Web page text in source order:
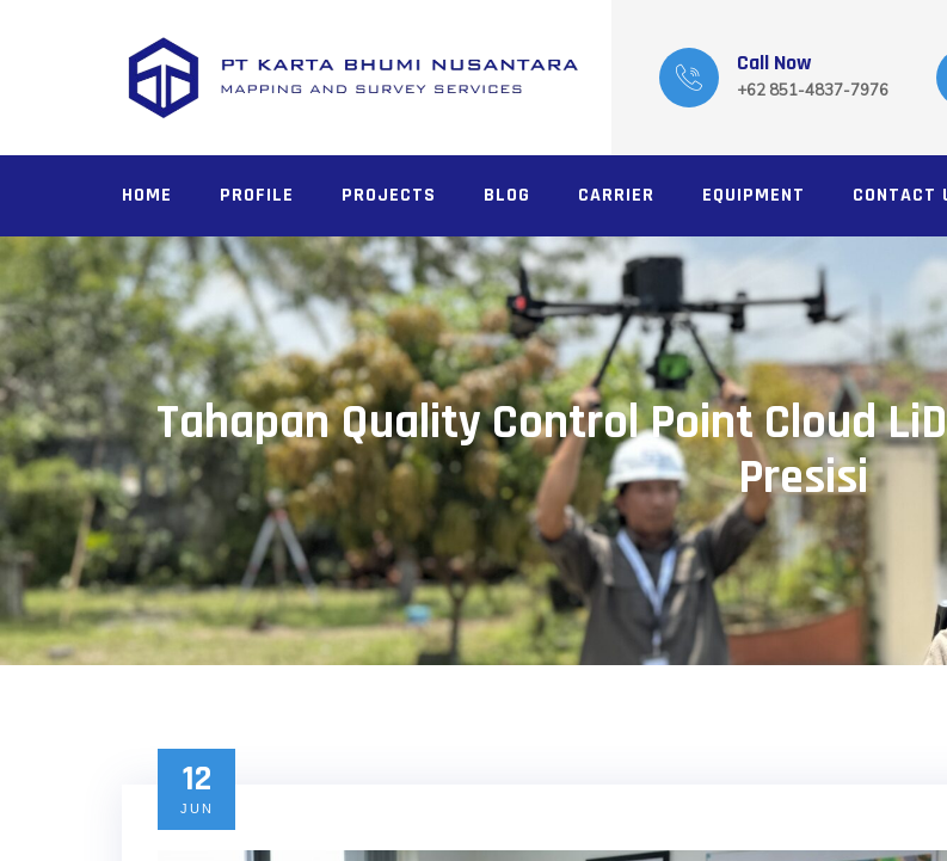
Call Now
+62 851-4837-7976
HOME PROFILE PROJECTS BLOG CARRIER EQUIPMENT CONTACT
Tahapan Quality Control Point Cloud
Presisi
12
JUN